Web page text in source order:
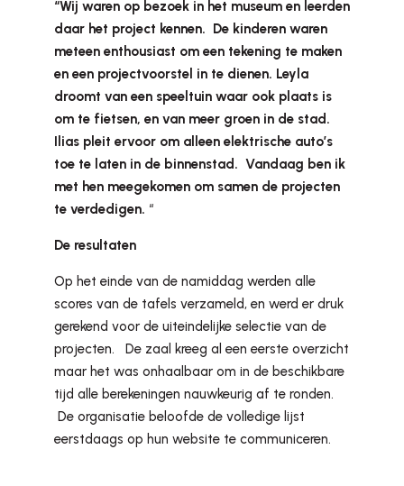
“Wij waren op bezoek in het museum en leerden
daar het project kennen. De kinderen waren
meteen enthousiast om een tekening te maken
en een projectvoorstel in te dienen. Leyla
droomt van een speeltuin waar ook plaats is
om te fietsen, en van meer groen in de stad.
Ilias pleit ervoor om alleen elektrische auto’s
toe te laten in de binnenstad. Vandaag ben ik
met hen meegekomen om samen de projecten
te verdedigen. “
De resultaten
Op het einde van de namiddag werden alle
scores van de tafels verzameld, en werd er druk
gerekend voor de uiteindelijke selectie van de
projecten. De zaal kreeg al een eerste overzicht
maar het was onhaalbaar om in de beschikbare
tijd alle berekeningen nauwkeurig af te ronden.
De organisatie beloofde de volledige lijst
eerstdaags op hun website te communiceren.